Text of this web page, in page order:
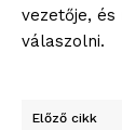
vezetője,
válaszolni.
Előző cikk